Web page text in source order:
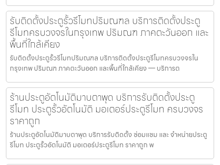
รับติดตั้งประตูรั้วรีโมทปริมณฑล บริการติดตั้งประตู
รีโมทครบวงจรในกรุงเทพ ปริมณฑ ภาคตะวันออก และ
พื้นที่ใกล้เคียง
รับติดตั้งประตูรั้วรีโมทปริมณฑล บริการติดตั้งประตูรีโมทครบวงจรใน
กรุงเทพ ปริมณฑ ภาคตะวันออก และพื้นที่ใกล้เคียง — บริการต
ร้านประตูอัตโนมัติมาบตาพุด บริการรับติดตั้งประตู
รีโมท ประตูรั้วอัตโนมัติ มอเตอร์ประตูรีโมท ครบวงจร
ราคาถูก
ร้านประตูอัตโนมัติมาบตาพุด บริการรับติดตั้ง ซ่อมแซม และ จำหน่ายประตู
รีโมท ประตูรั้วอัตโนมัติ มอเตอร์ประตูรีโมท ราคาถูก พ